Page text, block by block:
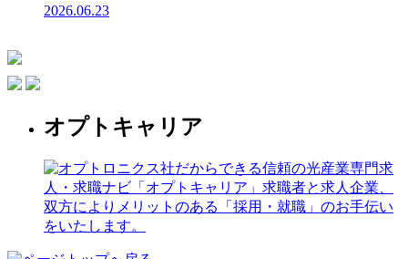
2026.06.23
オプトキャリア